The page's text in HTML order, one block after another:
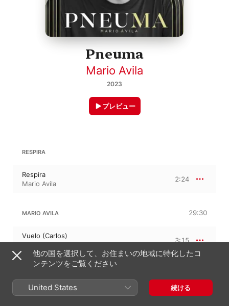
Pneuma
Mario Avila
2023
プレビュー
RESPIRA
Respira
Mario Avila
2:24
MARIO AVILA 29:30
Vuelo (Carlos)
Mario Avila
3:15
Marea
Amare
3:10
他の国を選択して、お住まいの地域に特化したコ
ンテンツをご覧ください
United States 続ける